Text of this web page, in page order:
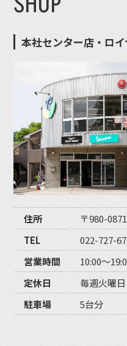
本社センター店・ロ
住所
〒980-
TEL
022-727-
営業時間
10:00〜
定休日
毎週火曜日
駐車場
5台分